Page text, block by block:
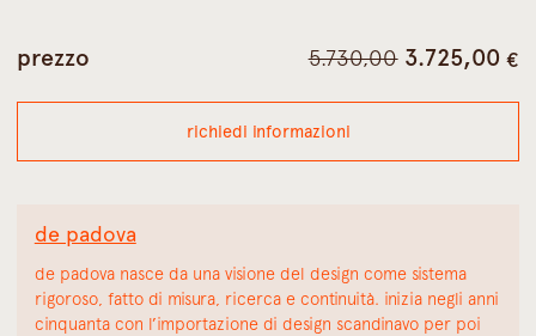
prezzo 5.730,00 il
5.730,00 €.
3.725,00 €il
richiedi informazioni
de padova
de padova nasce da una visione del design come sistema
rigoroso, fatto di misura, ricerca e continuità. inizia negli anni
cinquanta con l’importazione di design scandinavo per poi